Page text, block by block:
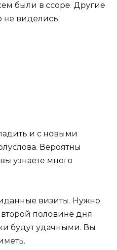
были в ссоре. Другие
не виделись.
и с новыми
Вероятны
узнаете много
визиты. Нужно
половине дня
будут удачными. Вы